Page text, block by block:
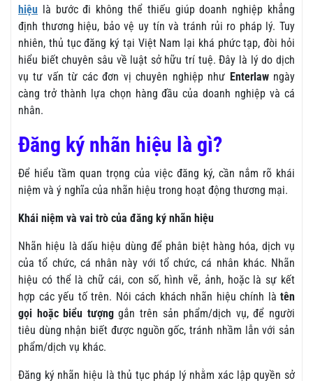
hiệu là bước đi không thể thiếu giúp doanh nghiệp khẳng
định thương hiệu, bảo vệ uy tín và tránh rủi ro pháp lý. Tuy
nhiên, thủ tục đăng ký tại Việt Nam lại khá phức tạp, đòi hỏi
hiểu biết chuyên sâu về luật sở hữu trí tuệ. Đây là lý do dịch
vụ tư vấn từ các đơn vị chuyên nghiệp như Enterlawngày
càng trở thành lựa chọn hàng đầu của doanh nghiệp và cá
nhân.
Đăng ký nhãn hiệu là gì?
Để hiểu tầm quan trọng của việc đăng ký, cần nắm rõ khái
niệm và ý nghĩa của nhãn hiệu trong hoạt động thương mại.
Khái niệm và vai trò của đăng ký nhãn hiệu
Nhãn hiệu là dấu hiệu dùng để phân biệt hàng hóa, dịch vụ
của tổ chức, cá nhân này với tổ chức, cá nhân khác. Nhãn
hiệu có thể là chữ cái, con số, hình vẽ, ảnh, hoặc là sự kết
hợp các yếu tố trên. Nói cách khách nhãn hiệu chính là tên
gọi hoặc biểu tượnggắn trên sản phẩm/dịch vụ, để người
tiêu dùng nhận biết được nguồn gốc, tránh nhầm lẫn với sản
phẩm/dịch vụ khác.
Đăng ký nhãn hiệu là thủ tục pháp lý nhằm xác lập quyền sở